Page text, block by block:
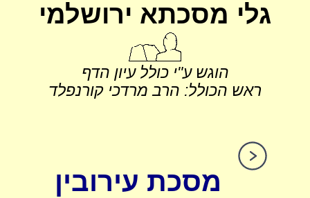
גלי מסכתא ירושלמי
הוגש ע"י כולל עיון הדף
ראש הכולל: הרב מרדכי קורנפלד
מסכת עירובין